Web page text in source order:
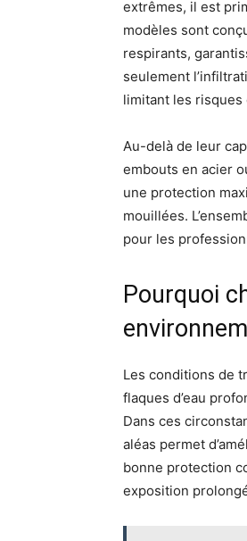
extrêmes, il est
modèles sont
respirants,
seulement
limitant les risques
Au-delà de leur
embouts en acier
une protection
mouillées.
pour les
Pourquoi
Les conditions de
flaques d’eau
Dans ces
aléas permet
bonne protection
exposition